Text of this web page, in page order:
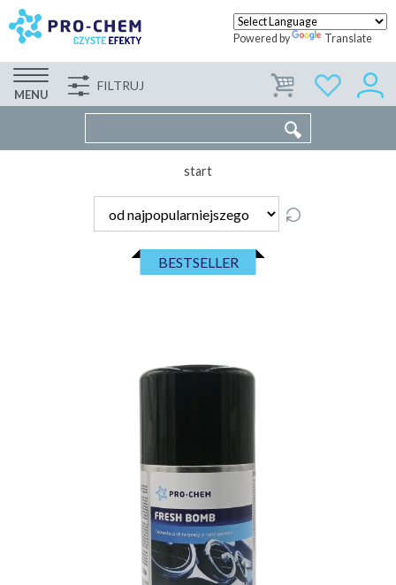
Powered by Translate
MENU
FILTRUJ WSPÓŁPRACA KONTAKT
start
BESTSELLER